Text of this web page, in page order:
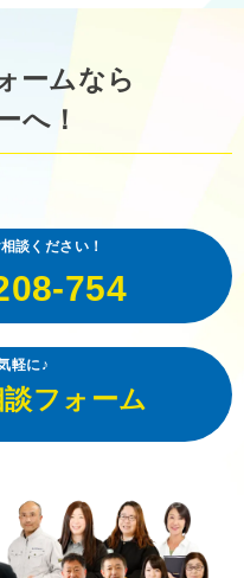
ームなら
へ！
談ください！
754
軽に♪
フォーム